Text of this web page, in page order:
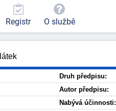
Druh předpisu:
Autor předpisu:
Nabývá účinnosti:
Registr O službě